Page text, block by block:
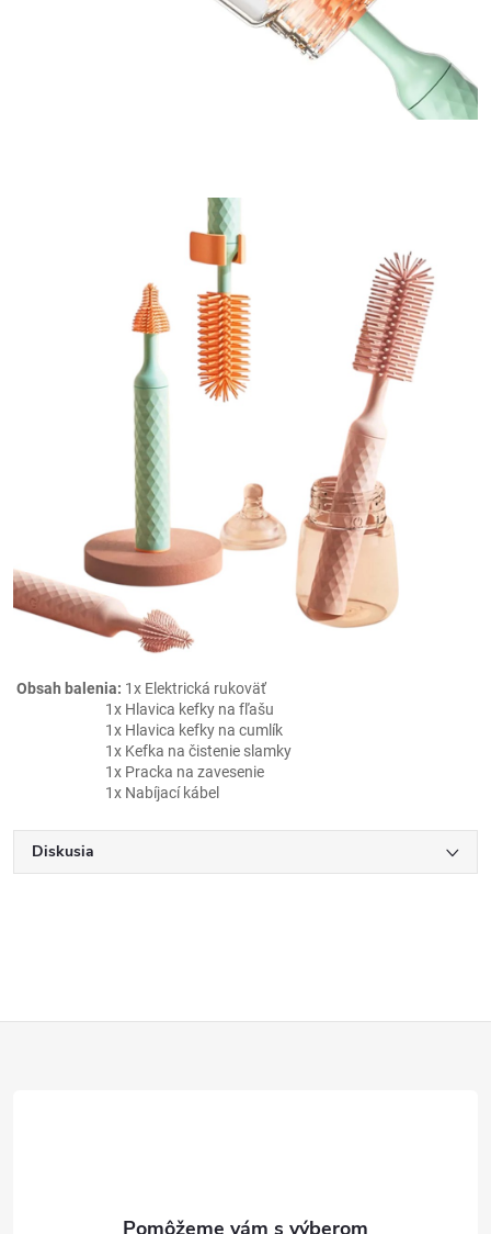
Obsah balenia: 1x Elektrická rukoväť
1x Hlavica kefky na fľašu
1x Hlavica kefky na cumlík
1x Kefka na čistenie slamky
1x Pracka na zavesenie
1x Nabíjací kábel
Diskusia